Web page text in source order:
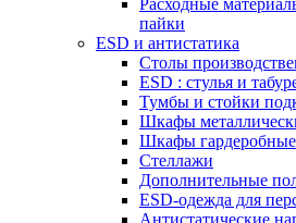
Расходные
пайки
ESD и антистатика
Столы
ESD : cтулья и
Тумбы и стойки
Шкафы
Шкафы гардеробные
Стеллажи
Дополнительные
ESD-одежда для
Антистатические